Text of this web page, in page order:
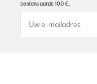
Super für unterwegs,
bestelwaarde 100 €.